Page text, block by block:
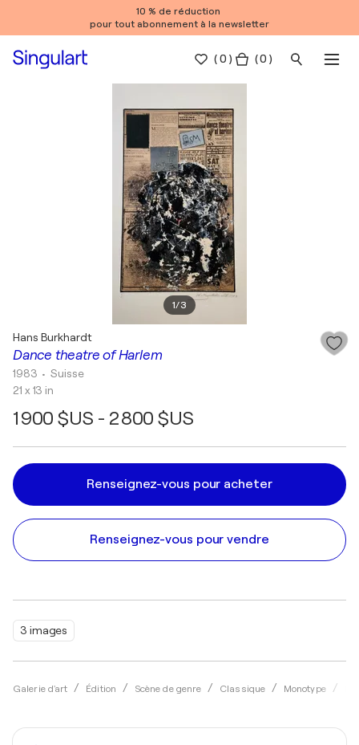
10 % de réduction
pour tout abonnement à la newsletter
(0 ) ( 0 )
1/3
3 images
Galerie d'art Édition Scène de genre Classique Monotype
Dance theatre of Harlem
Hans Burkhardt
1983 • Suisse
21 x 13 in
1 900 $US - 2 800 $US
Renseignez-vous pour acheter
Renseignez-vous pour vendre